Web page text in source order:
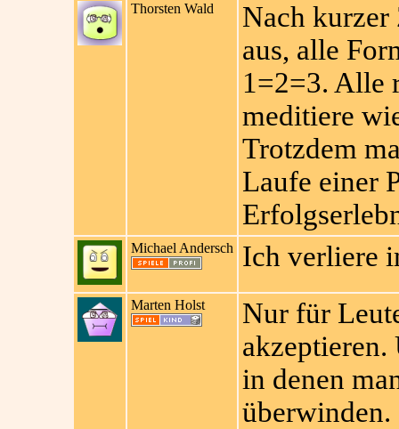
Thorsten Wald
Nach kurzer
aus, alle
1=2=3. Alle
meditiere
Trotzdem
Laufe einer
Michael Andersch Ich verliere
Marten Holst
Nur für
akzeptieren.
in denen
überwinden.